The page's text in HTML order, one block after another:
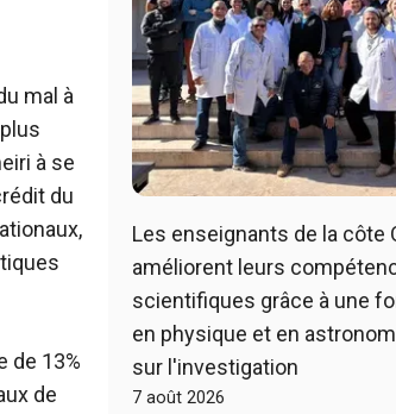
mal à
à se
du
de 13%
de
Les enseignants de la côte
améliorent leurs
scientifiques grâce à une
en physique et en
sur l'investigation
7 août 2026